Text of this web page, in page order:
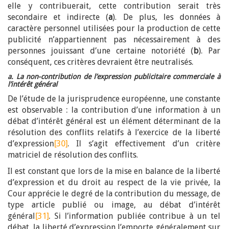
elle y contribuerait, cette contribution serait très
secondaire et indirecte (a). De plus, les données à
caractère personnel utilisées pour la production de cette
publicité n’appartiennent pas nécessairement à des
personnes jouissant d’une certaine notoriété (b). Par
conséquent, ces critères devraient être neutralisés.
a. La non-contribution de l’expression publicitaire commerciale à
l’intérêt général
De l’étude de la jurisprudence européenne, une constante
est observable : la contribution d’une information à un
débat d’intérêt général est un élément déterminant de la
résolution des conflits relatifs à l’exercice de la liberté
d’expression[30]. Il s’agit effectivement d’un critère
matriciel de résolution des conflits.
Il est constant que lors de la mise en balance de la liberté
d’expression et du droit au respect de la vie privée, la
Cour apprécie le degré de la contribution du message, de
type article publié ou image, au débat d’intérêt
général[31]. Si l’information publiée contribue à un tel